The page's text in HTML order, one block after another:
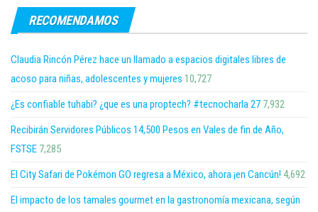
RECOMENDAMOS
Claudia Rincón Pérez hace un llamado a espacios digitales libres de
acoso para niñas, adolescentes y mujeres 10,727
¿Es confiable tuhabi? ¿que es una proptech? #tecnocharla 27 7,932
Recibirán Servidores Públicos 14,500 Pesos en Vales de fin de Año,
FSTSE 7,285
El City Safari de Pokémon GO regresa a México, ahora ¡en Cancún! 4,692
El impacto de los tamales gourmet en la gastronomía mexicana, según